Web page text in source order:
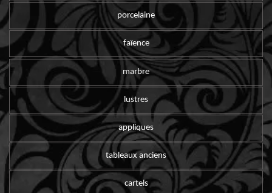
porcelaine
faïence
marbre
lustres
appliques
tableaux anciens
cartels